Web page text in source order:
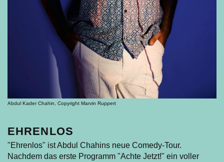
Abdul Kader Chahin, Copyright Marvin Ruppert
EHRENLOS
"Ehrenlos" ist Abdul Chahins neue Comedy-Tour.
Nachdem das erste Programm "Achte Jetzt!" ein voller